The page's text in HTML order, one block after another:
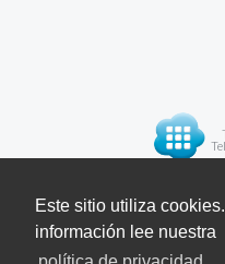
Diese Seite verwendet
Informationen lesen Sie
Este sitio utiliza
información lee nuestra
API